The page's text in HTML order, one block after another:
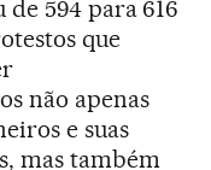
594 para 616
que
não apenas
e suas
mas também